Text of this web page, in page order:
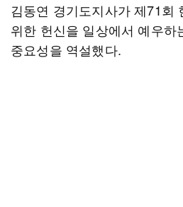
김동연 경기도지사가 제71회
위한 헌신을 일상에서 예우하
중요성을 역설했다.